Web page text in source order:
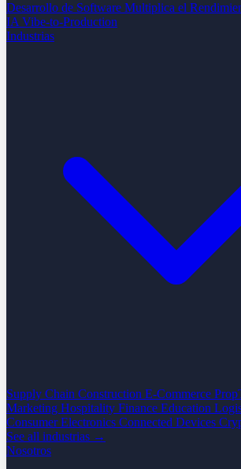
Desarrollo de Software Multiplica el
IA Vibe-to-Production
Industrias
Supply Chain Construction E-Commerce
Marketing Hospitality Finance Education
Consumer Electronics Connected Devices
See all industrias →
Nosotros